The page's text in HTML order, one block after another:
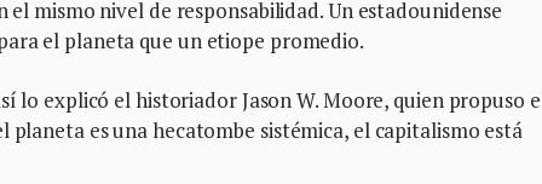
el mismo nivel de responsabilidad. Un estadounidense
el planeta que un etiope promedio.
lo explicó el historiador Jason W. Moore, quien propuso
planeta es una hecatombe sistémica, el capitalismo está